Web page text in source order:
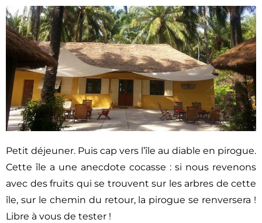
Petit déjeuner. Puis cap vers l’île au diable en pirogue.
Cette île a une anecdote cocasse : si nous revenons
avec des fruits qui se trouvent sur les arbres de cette
île, sur le chemin du retour, la pirogue se renversera !
Libre à vous de tester !